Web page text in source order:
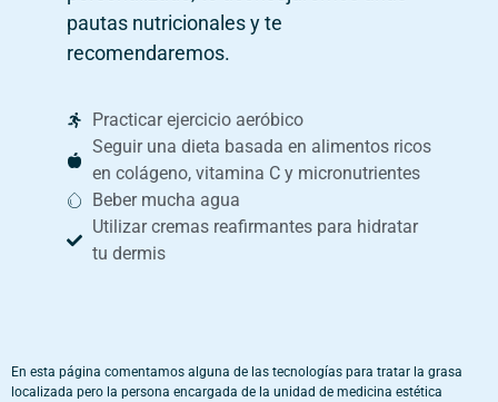
pautas nutricionales y te
recomendaremos.
Practicar ejercicio aeróbico
Seguir una dieta basada en alimentos ricos
en colágeno, vitamina C y micronutrientes
Beber mucha agua
Utilizar cremas reafirmantes para hidratar
tu dermis
En esta página comentamos alguna de las tecnologías para tratar la grasa
localizada pero la persona encargada de la unidad de medicina estética